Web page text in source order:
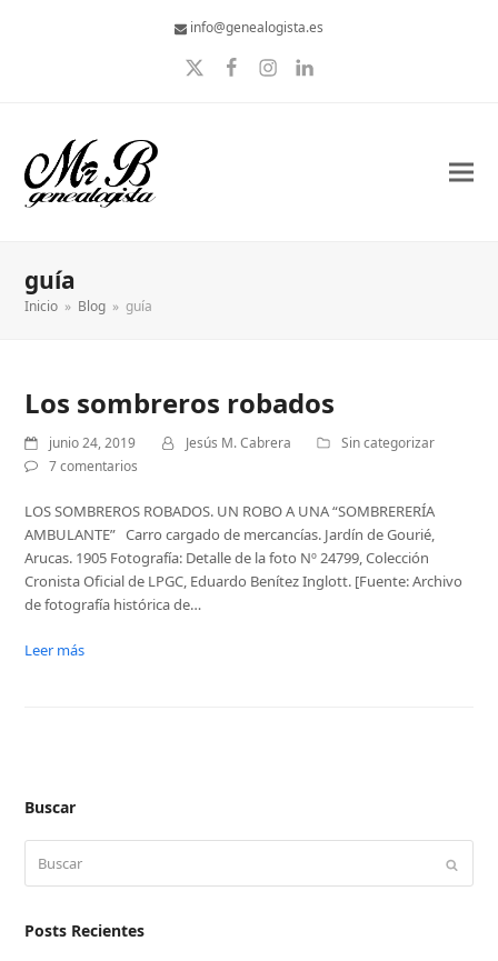
info@genealogista.es
TwitterFacebook
Instagram
LinkedIn
guía
Inicio » Blog » guía
Los sombreros robados
junio 24, 2019 Jesús M. Cabrera
Sin categorizar
7 comentarios
LOS SOMBREROS ROBADOS. UN ROBO A UNA “SOMBRERERÍA
AMBULANTE” Carro cargado de mercancías. Jardín de Gourié,
Arucas. 1905 Fotografía: Detalle de la foto Nº 24799, Colección
Cronista Oficial de LPGC, Eduardo Benítez Inglott. [Fuente: Archivo
de fotografía histórica de…
Leer más
Buscar
Posts Recientes